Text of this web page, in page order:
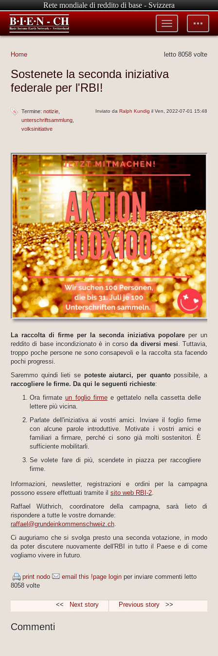
Rete mondiale di reddito di base - Svizzera
Toggle
tools
Toggle
menu
letto 8058 volte
Home
Sostenete la seconda iniziativa
federale per l'RBI!
Inviato daRalph Kundig il Ven, 2022-07-01 15:48
Termine: notizie
unterschriftsammlung
volksinitiative
La raccolta di firme per la seconda iniziativa popolareper un
reddito di base incondizionato è in corsoda diversi mesi. Tuttavia,
troppo poche persone ne sono consapevoli e la raccolta sta facendo
pochi progressi.
Saremmo quindi lieti se poteste aiutarci, per quantopossibile, a
raccogliere le firme. Da qui le seguenti richieste:
Ora firmateun foglio firmee gettatelo nella cassetta delle
lettere più vicina.
Parlate dell'iniziativa ai vostri amici. Inviare il foglio firme
con alcune parole introduttive. Motivate i vostri amici e
familiari a firmare, perché ci sono già molti sostenitori. È
sufficiente mobilitarli.
Se volete fare di più, scendete in piazza per raccogliere
firme.
Informazioni, newsletter, registrazioni e ordini per la campagna
possono essere effettuati tramite il sito web RBI-2.
Raffael Wüthrich, coordinatore della campagna, sarà lieto di
rispondere a tutte le vostre domande:
raffael@grundeinkommenschweiz.ch.
Ci auguriamo che si svolga presto una seconda votazione, in modo
da poter discutere nuovamente dell'RBI in tutto il Paese e di come
vogliamo vivere in futuro.
print nodo email this !page loginper inviare commenti letto
8058 volte
<< Next story Previous story>>
Commenti